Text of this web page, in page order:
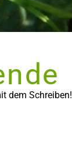
dem Schreiben!